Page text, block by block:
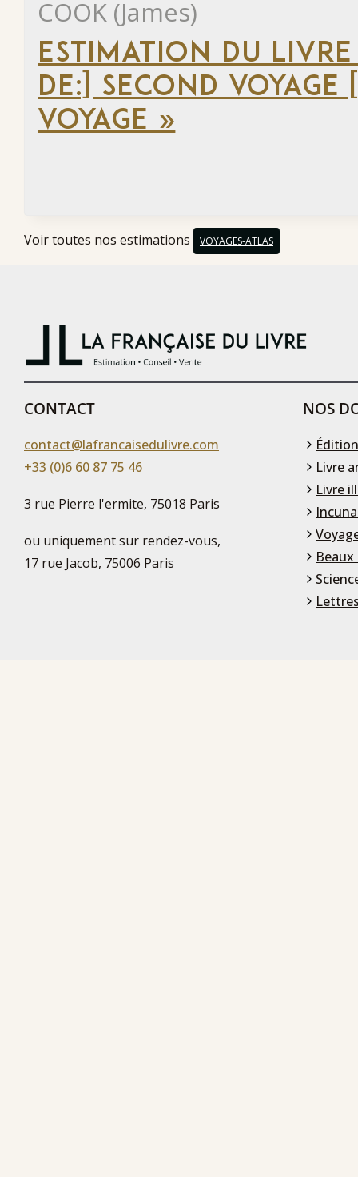
COOK (James)
ESTIMATION DU
DE:] SECOND
VOYAGE »
Voir toutes nos estimations VOYAGES-ATLAS
CONTACT
contact@lafrancaisedulivre.com
+33 (0)6 60 87 75 46
3 rue Pierre l'ermite, 75018 Paris
ou uniquement sur rendez-vous,
17 rue Jacob, 75006 Paris
NOS
Livre
Livre